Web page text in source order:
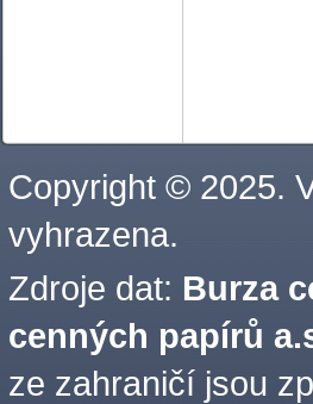
Copyright © 2025.
vyhrazena.
Zdroje dat: Burza
cenných papírů
ze zahraničí jsou